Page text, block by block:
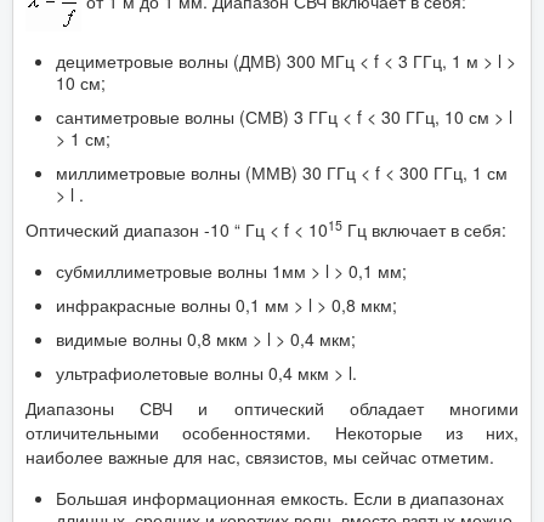
дециметровые волны (ДМВ) 300 МГц < f < 3 ГГц, 1 м > l >
10 см;
сантиметровые волны (СМВ) 3 ГГц < f < 30 ГГц, 10 см > l
> 1 см;
миллиметровые волны (ММВ) 30 ГГц < f < 300 ГГц, 1 см
> l .
Оптический диапазон -10 “ Гц < f < 1015 Гц включает в себя:
субмиллиметровые волны 1мм > l > 0,1 мм;
инфракрасные волны 0,1 мм > l > 0,8 мкм;
видимые волны 0,8 мкм > l > 0,4 мкм;
ультрафиолетовые волны 0,4 мкм > l.
Диапазоны СВЧ и оптический обладает многими
отличительными особенностями. Некоторые из них,
наиболее важные для нас, связистов, мы сейчас отметим.
Большая информационная емкость. Если в диапазонах